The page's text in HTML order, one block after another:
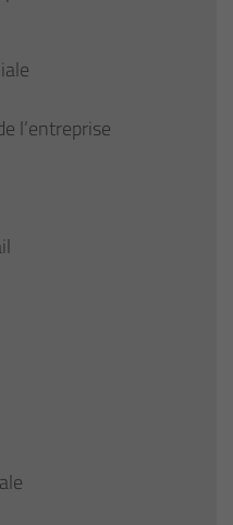
l’entreprise